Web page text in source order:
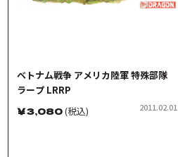
ベトナム戦争 アメリカ陸軍 特殊部隊
ラープ LRRP
￥3,080(税込) 2011.02.01